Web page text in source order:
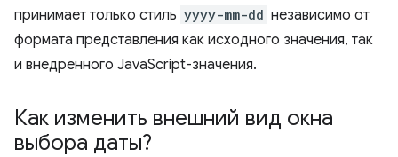
принимает только стиль yyyy-mm-dd независимо от
формата представления как исходного значения, так
и внедренного JavaScript-значения.
Как изменить внешний вид окна
выбора даты?